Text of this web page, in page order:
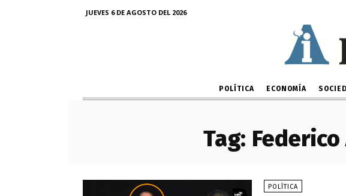
JUEVES 6 DE AGOSTO DEL 2026
POLÍTICA ECONOMÍA
Tag:
POLÍTICA